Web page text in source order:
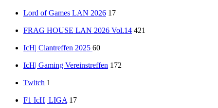
Lord of Games LAN 2026 17
FRAG HOUSE LAN 2026 Vol.14 421
IcH| Clantreffen 2025 60
IcH| Gaming Vereinstreffen 172
Twitch 1
F1 IcH| LIGA 17